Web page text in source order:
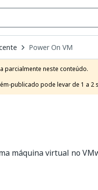
Power On VM
parcialmente neste conteúdo.
publicado pode levar de 1 a 2
máquina virtual no